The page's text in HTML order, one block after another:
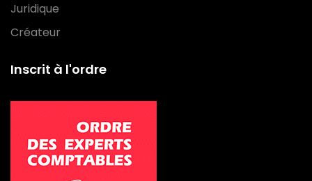
Juridique
Créateur
Inscrit à l'ordre